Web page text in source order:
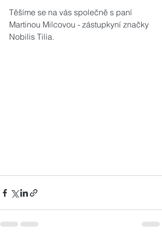
Těšíme se na vás společně s paní
Martinou Milcovou - zástupkyní značky
Nobilis Tilia.